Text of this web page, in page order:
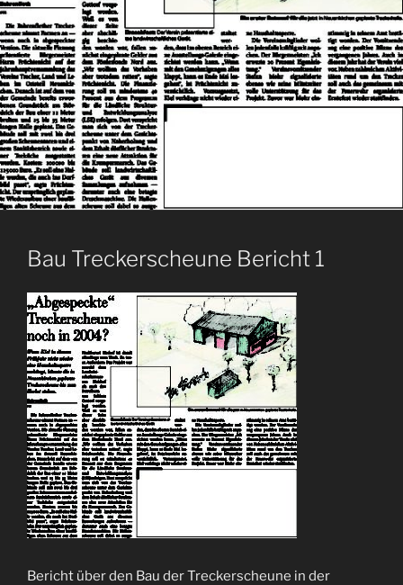
Bau Treckerscheune Bericht 1
Bericht über den Bau der Treckerscheune in der